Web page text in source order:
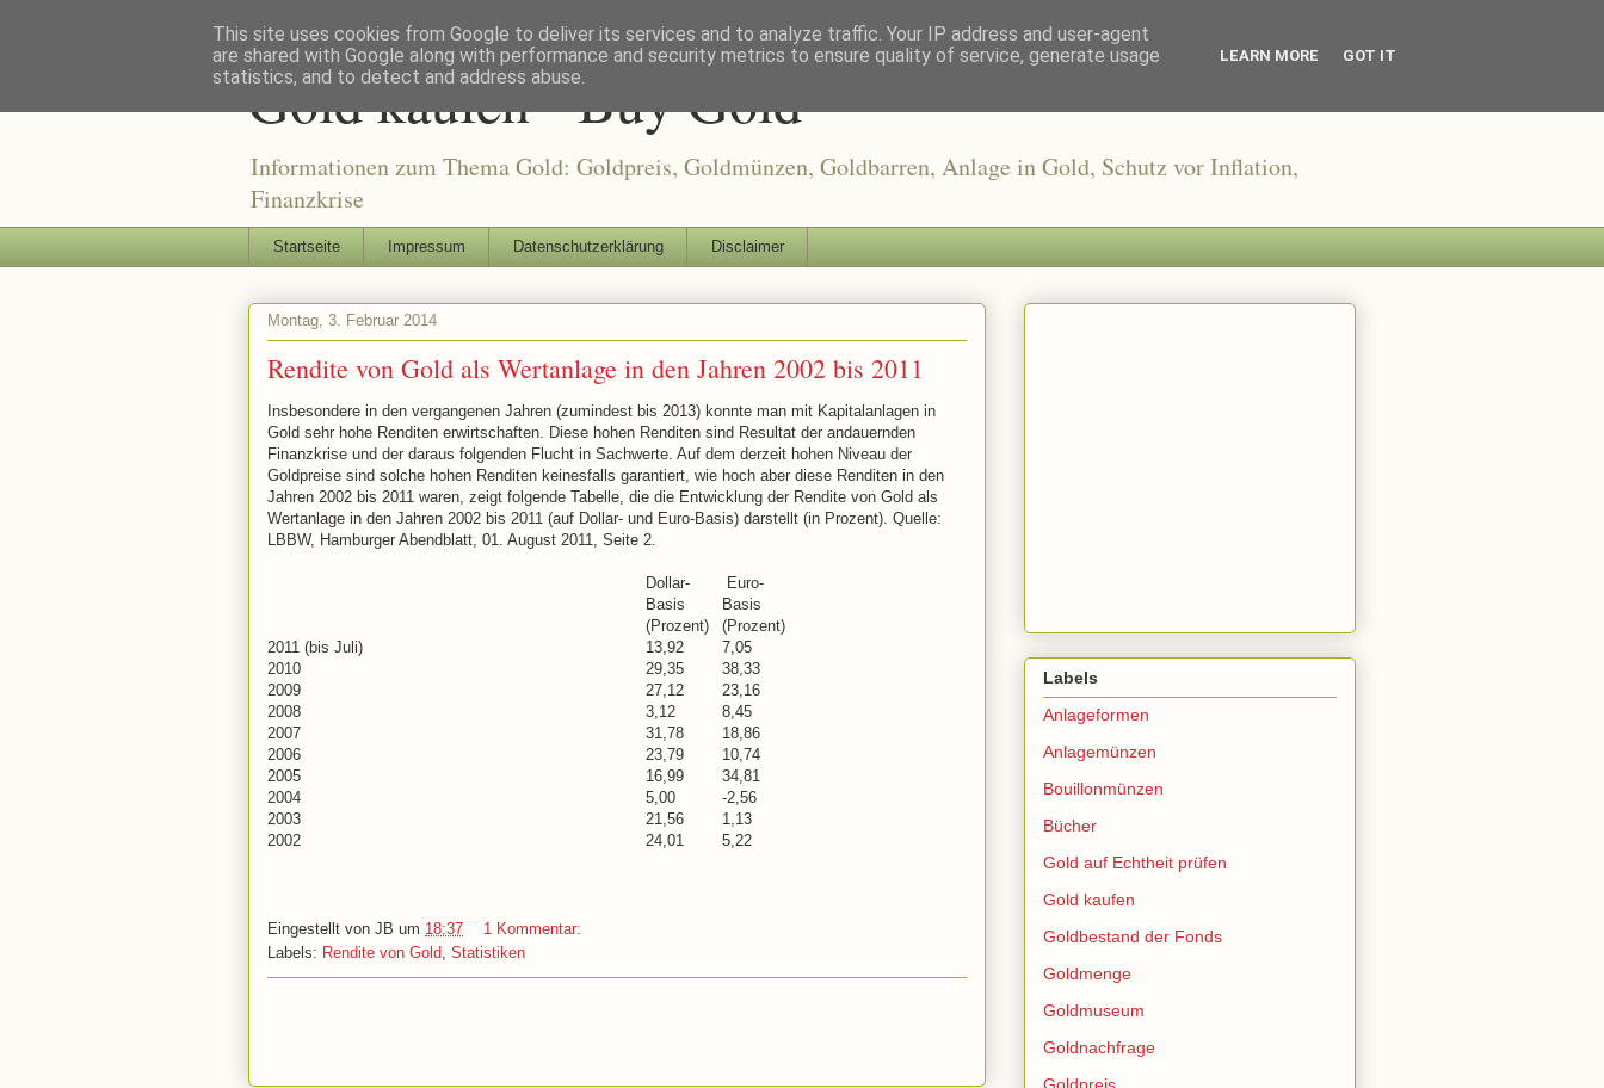
Gold kaufen - Buy Gold
Informationen zum Thema Gold: Goldpreis, Goldmünzen, Goldbarren, Anlage in Gold, Schutz vor Inflation,
Finanzkrise
Startseite Impressum Datenschutzerklärung Disclaimer
Montag, 3. Februar 2014
Rendite von Gold als Wertanlage in den Jahren 2002 bis 2011
Insbesondere in den vergangenen Jahren (zumindest bis 2013) konnte man mit Kapitalanlagen in
Gold sehr hohe Renditen erwirtschaften. Diese hohen Renditen sind Resultat der andauernden
Finanzkrise und der daraus folgenden Flucht in Sachwerte. Auf dem derzeit hohen Niveau der
Goldpreise sind solche hohen Renditen keinesfalls garantiert, wie hoch aber diese Renditen in den
Jahren 2002 bis 2011 waren, zeigt folgende Tabelle, die die Entwicklung der Rendite von Gold als
Wertanlage in den Jahren 2002 bis 2011 (auf Dollar- und Euro-Basis) darstellt (in Prozent). Quelle:
LBBW, Hamburger Abendblatt, 01. August 2011, Seite 2.
Dollar-
Basis
(Prozent)
Euro-
Basis
(Prozent)
2011 (bis Juli)
13,92
7,05
2010
29,35
38,33
2009
27,12
23,16
2008
3,12
8,45
2007
31,78
18,86
2006
23,79
10,74
2005
16,99
34,81
2004
5,00
-2,56
2003
21,56
1,13
2002
24,01 5,22
Eingestellt von JB um 18:37
1 Kommentar:
Labels: Rendite von Gold, Statistiken
Labels
Anlageformen
Anlagemünzen
Bouillonmünzen
Bücher
Gold auf Echtheit prüfen
Gold kaufen
Goldbestand der Fonds
Goldmenge
Goldmuseum
Goldnachfrage
This site uses cookies from Google to deliver its services and to analyze traffic. Your IP address and user-agent
are shared with Google along with performance and security metrics to ensure quality of service, generate usage
statistics, and to detect and address abuse.
LEARN MORE GOT IT